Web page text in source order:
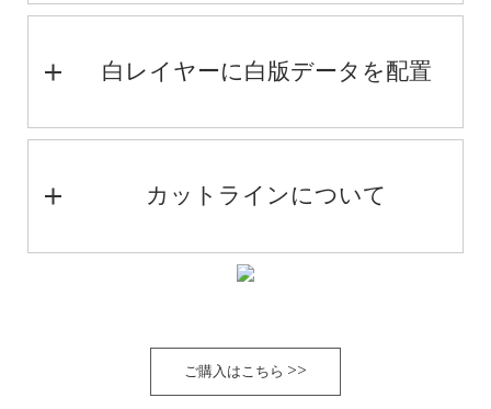
白レイヤーに白版データを配置
カットラインについて
ご購入はこちら >>